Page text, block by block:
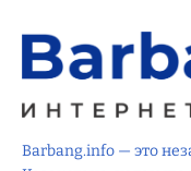
Barbang.info — это